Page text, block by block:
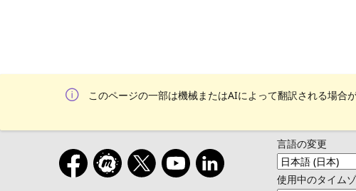
このページの一部は機械またはAIによって翻訳される場合が
言語の変更
使用中のタイム